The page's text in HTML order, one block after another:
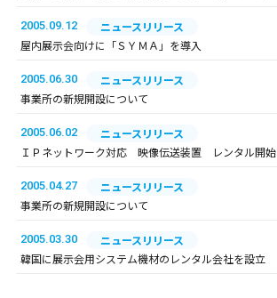
2005.09.12
ニュースリリース
屋内展示会向けに「ＳＹＭＡ」を導入
2005.06.30
ニュースリリース
事業所の新規開設について
2005.06.02
ニュースリリース
ＩＰネットワーク対応 映像伝送装置 レンタル開始
2005.04.27
ニュースリリース
事業所の新規開設について
2005.03.30
ニュースリリース
韓国に展示会用システム機材のレンタル会社を設立